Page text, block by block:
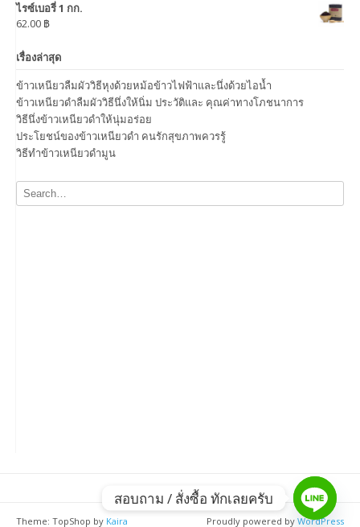
ไรซ์เบอรี่ 1 กก.
62.00 ฿
เรื่องล่าสุด
ข้าวเหนียวลืมผัววิธีหุงด้วยหม้อข้าวไฟฟ้าและนึ่งด้วยไอน้ำ
ข้าวเหนียวดำลืมผัววิธีนึ่งให้นิ่ม ประวัติและ คุณค่าทางโภชนาการ
วิธีนึ่งข้าวเหนียวดำให้นุ่มอร่อย
ประโยชน์ของข้าวเหนียวดำ คนรักสุขภาพควรรู้
วิธีทำข้าวเหนียวดำมูน
Theme: TopShop by Kaira Proudly powered by WordPress
สอบถาม / สั่งซื้อ ทักเลยครับ